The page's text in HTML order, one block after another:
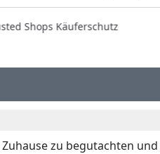
Shops Käuferschutz
zu begutachten und